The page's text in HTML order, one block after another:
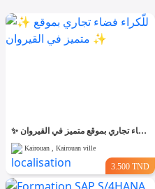
✨ للّكراء فضاء تجاري بموقع متميز في القيروان ✨
Kairouan , Kairouan ville
3.500 TND